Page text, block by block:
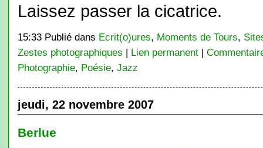
Laissez passer la cicatrice.
15:33 Publié dans Ecrit(o)ures, Moments de Tours,
Zestes photographiques | Lien permanent|
Photographie, Poésie, Jazz
jeudi, 22 novembre 2007
Berlue